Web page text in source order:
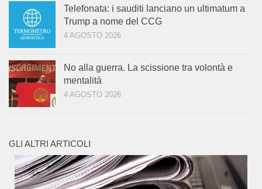
Telefonata: i sauditi lanciano un ultimatum a
Trump a nome del CCG
4 AGOSTO 2026
No alla guerra. La scissione tra volontà e
mentalità
4 AGOSTO 2026
GLI ALTRI ARTICOLI